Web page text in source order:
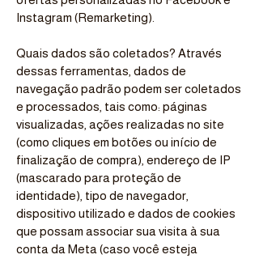
Instagram (Remarketing).
Quais dados são coletados? Através
dessas ferramentas, dados de
navegação padrão podem ser coletados
e processados, tais como: páginas
visualizadas, ações realizadas no site
(como cliques em botões ou início de
finalização de compra), endereço de IP
(mascarado para proteção de
identidade), tipo de navegador,
dispositivo utilizado e dados de cookies
que possam associar sua visita à sua
conta da Meta (caso você esteja